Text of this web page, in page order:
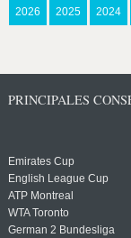
2026 2025 2024
PRINCIPALES
Emirates Cup
English League Cup
ATP Montreal
WTA Toronto
German 2 Bundesliga